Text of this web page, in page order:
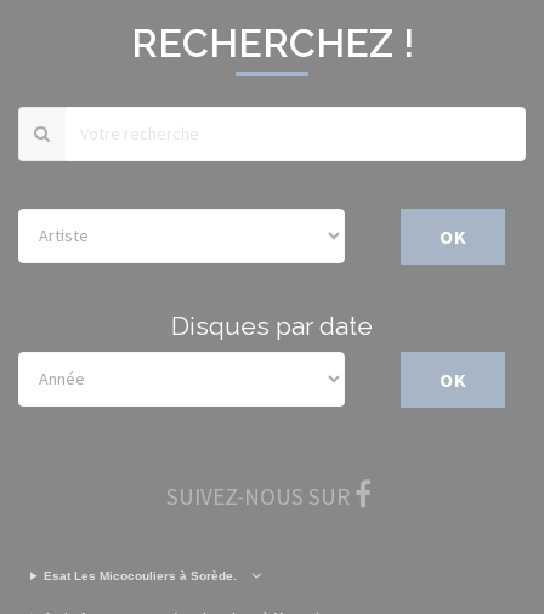
RECHERCHEZ !
OK
Disques par date
OK
SUIVEZ-NOUS SUR
Esat Les Micocouliers à Sorède.